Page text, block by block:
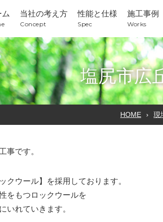
ム 当社の考え方
Concept
性能と仕様
Spec
施工事例
Works
塩尻市広
HOME 現
事です。
クウール】を採用しております。
をもつロックウールを
いれていきます。